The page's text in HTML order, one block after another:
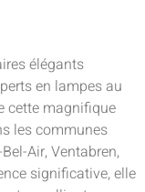
élégants
en lampes au
cette magnifique
les communes
Air, Ventabren,
significative, elle